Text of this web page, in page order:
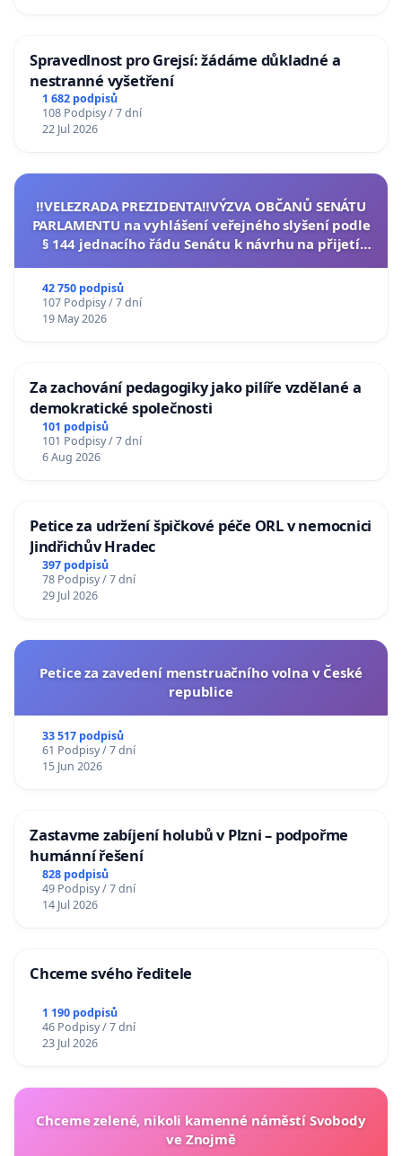
Spravedlnost pro Grejsí: žádáme důkladné a
nestranné vyšetření
1 682 podpisů
108 Podpisy / 7 dní
22 Jul 2026
‼️VELEZRADA PREZIDENTA‼️VÝZVA OBČANŮ SENÁTU
PARLAMENTU na vyhlášení veřejného slyšení podle
§ 144 jednacího řádu Senátu k návrhu na přijetí
42 750 podpisů
107 Podpisy / 7 dní
19 May 2026
Za zachování pedagogiky jako pilíře vzdělané a
demokratické společnosti
101 podpisů
101 Podpisy / 7 dní
6 Aug 2026
Petice za udržení špičkové péče ORL v nemocnici
Jindřichův Hradec
397 podpisů
78 Podpisy / 7 dní
29 Jul 2026
Petice za zavedení menstruačního volna v České
republice
33 517 podpisů
61 Podpisy / 7 dní
15 Jun 2026
Zastavme zabíjení holubů v Plzni – podpořme
humánní řešení
828 podpisů
49 Podpisy / 7 dní
14 Jul 2026
Chceme svého ředitele
1 190 podpisů
46 Podpisy / 7 dní
23 Jul 2026
Chceme zelené, nikoli kamenné náměstí Svobody
ve Znojmě